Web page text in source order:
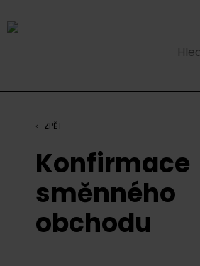
ZPĚT
Konfirmace
směnného
obchodu